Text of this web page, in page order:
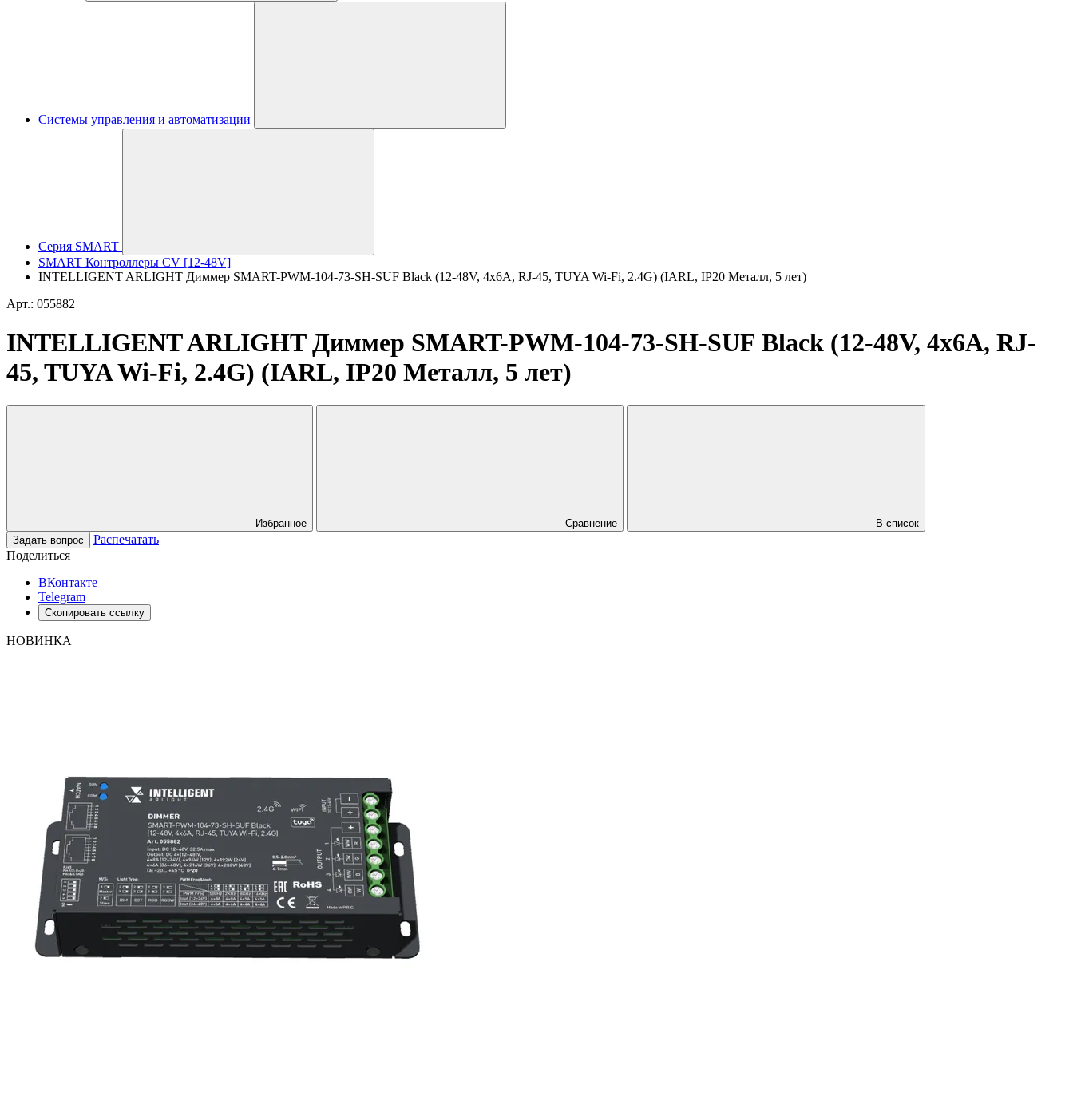
Системы управления и автоматизации
Серия SMART
SMART Контроллеры CV [12-48V]
INTELLIGENT ARLIGHT Диммер SMART-PWM-104-73-SH-SUF Black (12-48V, 4x6A, RJ-45, TUYA Wi-Fi, 2.4G) (IARL, IP20 Металл, 5 лет)
Арт.: 055882
INTELLIGENT ARLIGHT Диммер SMART-PWM-104-73-SH-SUF Black (12-48V, 4x6A, RJ-
45, TUYA Wi-Fi, 2.4G) (IARL, IP20 Металл, 5 лет)
Избранное Сравнение
В список
Задать вопрос
Распечатать
Поделиться
ВКонтакте
Telegram
Скопировать ссылку
НОВИНКА